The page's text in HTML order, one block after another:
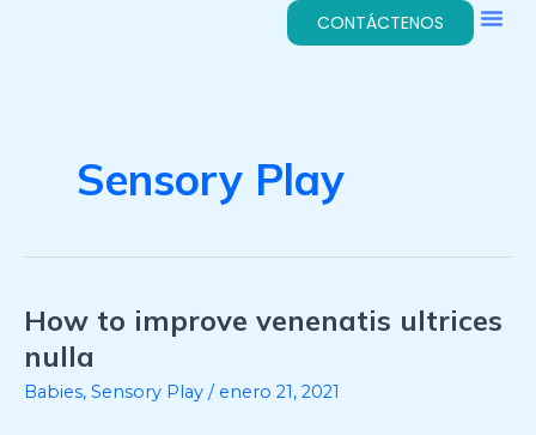
CONTÁCTENOS
Sensory Play
How to improve venenatis ultrices
nulla
Babies, Sensory Play / enero 21, 2021
How
improve
venenatis